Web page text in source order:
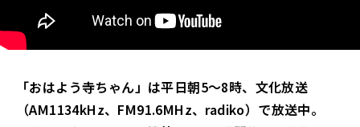
「おはよう寺ちゃん」は平日朝5～8時、文化放送
（AM1134kHz、FM91.6MHz、radiko）で放送中。